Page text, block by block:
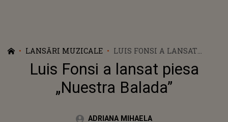
LANSĂRI MUZICALE
LUIS FONSI A LANSAT
PIESA „NUESTRA BALADA”
Luis Fonsi a lansat piesa
„Nuestra Balada”
Autor:ADRIANA MIHAELA